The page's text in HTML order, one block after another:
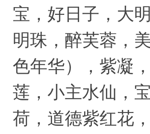
宝，好日子，大
明珠，醉芙蓉，
色年华），紫凝
莲，小主水仙，
荷，道德紫红花